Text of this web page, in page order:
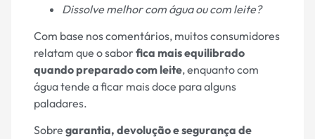
Dissolve melhor com água ou com leite?
Com base nos comentários, muitos consumidores
relatam que o saborfica mais equilibrado
quando preparado com leite, enquanto com
água tende a ficar mais doce para alguns
paladares.
Sobre garantia, devolução e segurança de